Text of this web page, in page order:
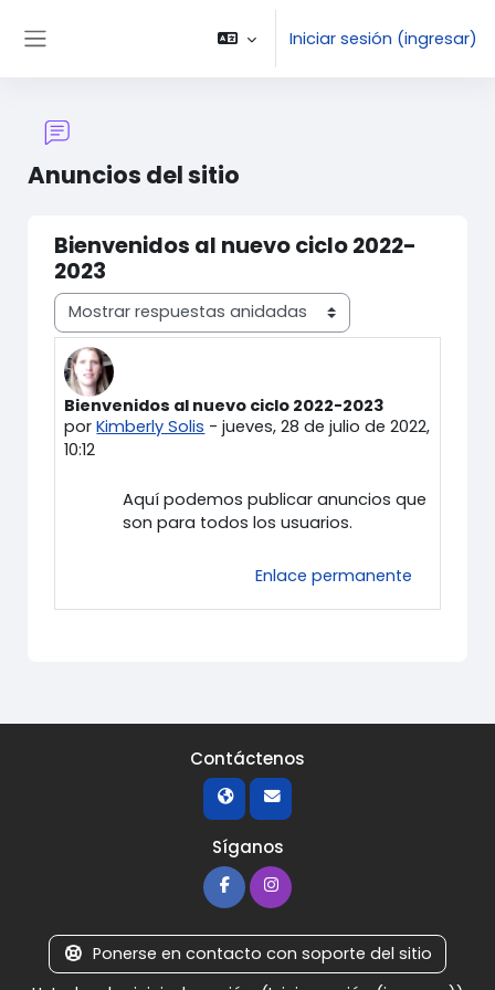
Iniciar sesión (ingresar)
Anuncios del sitio
Bienvenidos al nuevo ciclo 2022-
2023
Modo de visualización
Bienvenidos al nuevo ciclo 2022-2023
porKimberly Solis -jueves, 28 de julio de 2022,
10:12
Número de respuestas: 0
Aquí podemos publicar anuncios que
son para todos los usuarios.
Enlace permanente
Contáctenos
Síganos
Ponerse en contacto con soporte del sitio